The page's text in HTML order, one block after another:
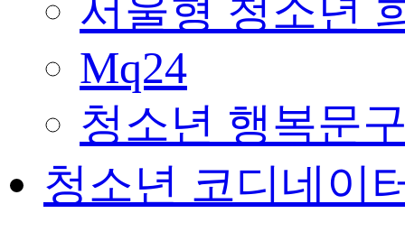
서울형 청소년
Mq24
청소년 행복문
청소년 코디네이